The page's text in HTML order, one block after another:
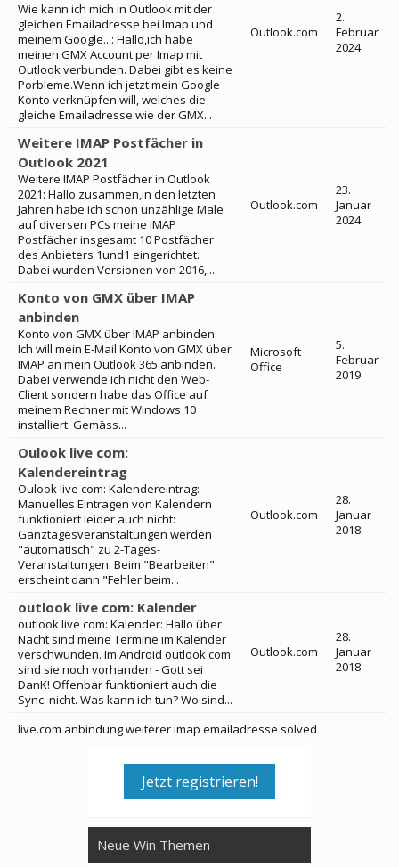
Wie kann ich mich in Outlook mit der
gleichen Emailadresse bei Imap und
meinem Google...: Hallo,ich habe
meinen GMX Account per Imap mit
Outlook verbunden. Dabei gibt es keine
Porbleme.Wenn ich jetzt mein Google
Konto verknüpfen will, welches die
gleiche Emailadresse wie der GMX...
Outlook.com
2.
Februar
2024
Weitere IMAP Postfächer in
Outlook 2021
Weitere IMAP Postfächer in Outlook
2021: Hallo zusammen,in den letzten
Jahren habe ich schon unzählige Male
auf diversen PCs meine IMAP
Postfächer insgesamt 10 Postfächer
des Anbieters 1und1 eingerichtet.
Dabei wurden Versionen von 2016,...
Outlook.com
23.
Januar
2024
Konto von GMX über IMAP
anbinden
Konto von GMX über IMAP anbinden:
Ich will mein E-Mail Konto von GMX über
IMAP an mein Outlook 365 anbinden.
Dabei verwende ich nicht den Web-
Client sondern habe das Office auf
meinem Rechner mit Windows 10
installiert. Gemäss...
Microsoft
Office
5.
Februar
2019
Oulook live com:
Kalendereintrag
Oulook live com: Kalendereintrag:
Manuelles Eintragen von Kalendern
funktioniert leider auch nicht:
Ganztagesveranstaltungen werden
"automatisch" zu 2-Tages-
Veranstaltungen. Beim "Bearbeiten"
erscheint dann "Fehler beim...
Outlook.com
28.
Januar
2018
outlook live com: Kalender
outlook live com: Kalender: Hallo über
Nacht sind meine Termine im Kalender
verschwunden. Im Android outlook com
sind sie noch vorhanden - Gott sei
DanK! Offenbar funktioniert auch die
Sync. nicht. Was kann ich tun? Wo sind...
Outlook.com
28.
Januar
2018
live.com anbindung weiterer imap emailadresse solved
Jetzt registrieren!
Neue Win Themen